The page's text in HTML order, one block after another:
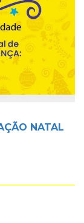
NATAL